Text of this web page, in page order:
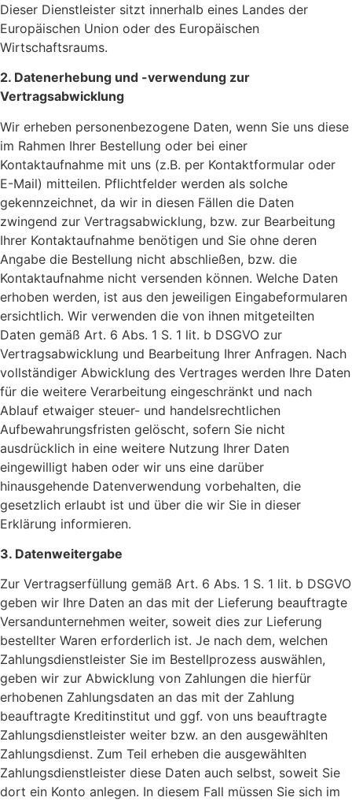
Dieser Dienstleister sitzt innerhalb eines Landes der
Europäischen Union oder des Europäischen
Wirtschaftsraums.
2. Datenerhebung und -verwendung zur
Vertragsabwicklung
Wir erheben personenbezogene Daten, wenn Sie uns diese
im Rahmen Ihrer Bestellung oder bei einer
Kontaktaufnahme mit uns (z.B. per Kontaktformular oder
E-Mail) mitteilen. Pflichtfelder werden als solche
gekennzeichnet, da wir in diesen Fällen die Daten
zwingend zur Vertragsabwicklung, bzw. zur Bearbeitung
Ihrer Kontaktaufnahme benötigen und Sie ohne deren
Angabe die Bestellung nicht abschließen, bzw. die
Kontaktaufnahme nicht versenden können. Welche Daten
erhoben werden, ist aus den jeweiligen Eingabeformularen
ersichtlich. Wir verwenden die von ihnen mitgeteilten
Daten gemäß Art. 6 Abs. 1 S. 1 lit. b DSGVO zur
Vertragsabwicklung und Bearbeitung Ihrer Anfragen. Nach
vollständiger Abwicklung des Vertrages werden Ihre Daten
für die weitere Verarbeitung eingeschränkt und nach
Ablauf etwaiger steuer- und handelsrechtlichen
Aufbewahrungsfristen gelöscht, sofern Sie nicht
ausdrücklich in eine weitere Nutzung Ihrer Daten
eingewilligt haben oder wir uns eine darüber
hinausgehende Datenverwendung vorbehalten, die
gesetzlich erlaubt ist und über die wir Sie in dieser
Erklärung informieren.
3. Datenweitergabe
Zur Vertragserfüllung gemäß Art. 6 Abs. 1 S. 1 lit. b DSGVO
geben wir Ihre Daten an das mit der Lieferung beauftragte
Versandunternehmen weiter, soweit dies zur Lieferung
bestellter Waren erforderlich ist. Je nach dem, welchen
Zahlungsdienstleister Sie im Bestellprozess auswählen,
geben wir zur Abwicklung von Zahlungen die hierfür
erhobenen Zahlungsdaten an das mit der Zahlung
beauftragte Kreditinstitut und ggf. von uns beauftragte
Zahlungsdienstleister weiter bzw. an den ausgewählten
Zahlungsdienst. Zum Teil erheben die ausgewählten
Zahlungsdienstleister diese Daten auch selbst, soweit Sie
dort ein Konto anlegen. In diesem Fall müssen Sie sich im